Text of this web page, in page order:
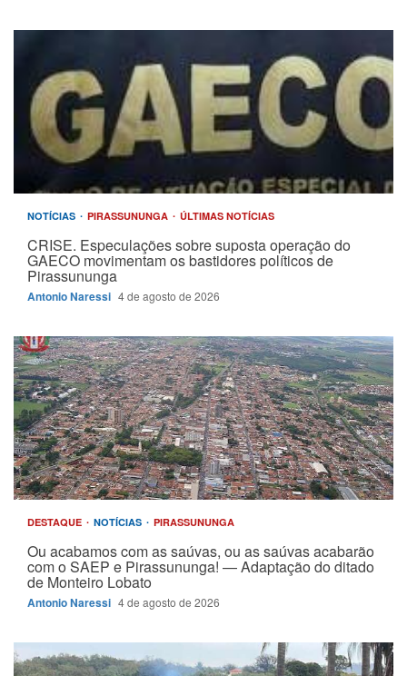
NOTÍCIAS PIRASSUNUNGA ÚLTIMAS NOTÍCIAS
CRISE. Especulações sobre suposta operação do
GAECO movimentam os bastidores políticos de
Pirassununga
Antonio Naressi 4 de agosto de 2026
DESTAQUE NOTÍCIAS PIRASSUNUNGA
Ou acabamos com as saúvas, ou as saúvas acabarão
com o SAEP e Pirassununga! — Adaptação do ditado
de Monteiro Lobato
Antonio Naressi 4 de agosto de 2026